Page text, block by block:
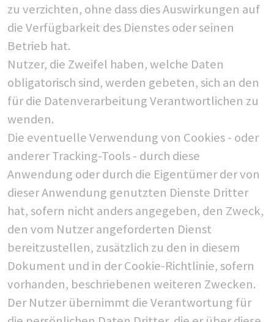
zu verzichten, ohne dass dies Auswirkungen auf
die Verfügbarkeit des Dienstes oder seinen
Betrieb hat.
Nutzer, die Zweifel haben, welche Daten
obligatorisch sind, werden gebeten, sich an den
für die Datenverarbeitung Verantwortlichen zu
wenden.
Die eventuelle Verwendung von Cookies - oder
anderer Tracking-Tools - durch diese
Anwendung oder durch die Eigentümer der von
dieser Anwendung genutzten Dienste Dritter
hat, sofern nicht anders angegeben, den Zweck,
den vom Nutzer angeforderten Dienst
bereitzustellen, zusätzlich zu den in diesem
Dokument und in der Cookie-Richtlinie, sofern
vorhanden, beschriebenen weiteren Zwecken.
Der Nutzer übernimmt die Verantwortung für